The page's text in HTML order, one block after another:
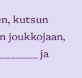
kutsun
joukkojaan,
ja